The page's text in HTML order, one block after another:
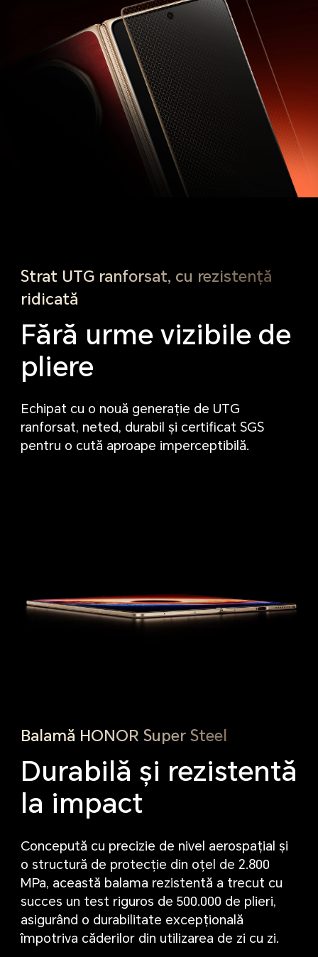
Strat UTG ranforsat, cu rezistență
ridicată
Fără urme vizibile de
pliere
Echipat cu o nouă generație de UTG
ranforsat, neted, durabil și certificat SGS
pentru o cută aproape imperceptibilă.
Balamă HONOR Super Steel
Durabilă și rezistentă
la impact
Concepută cu precizie de nivel aerospațial și
o structură de protecție din oțel de 2.800
MPa, această balama rezistentă a trecut cu
succes un test riguros de 500.000 de plieri,
asigurând o durabilitate excepțională
împotriva căderilor din utilizarea de zi cu zi.